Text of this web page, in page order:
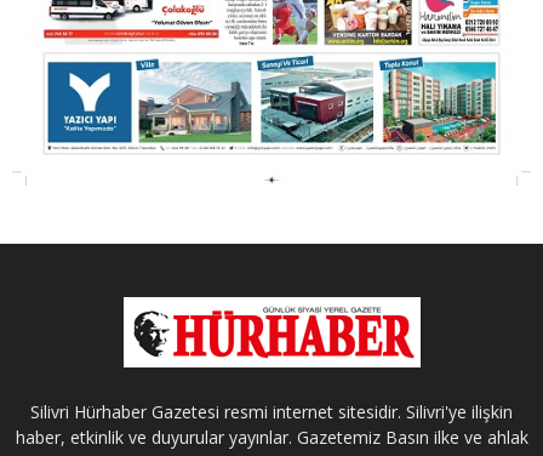
Silivri Hürhaber Gazetesi resmi internet sitesidir. Silivri'ye ilişkin
haber, etkinlik ve duyurular yayınlar. Gazetemiz Basın ilke ve ahlak